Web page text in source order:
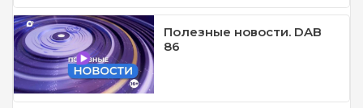
Полезные новости. DAB
86